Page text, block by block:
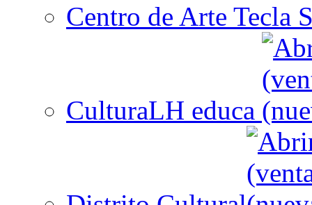
Centro de Arte Tecla
CulturaLH educa